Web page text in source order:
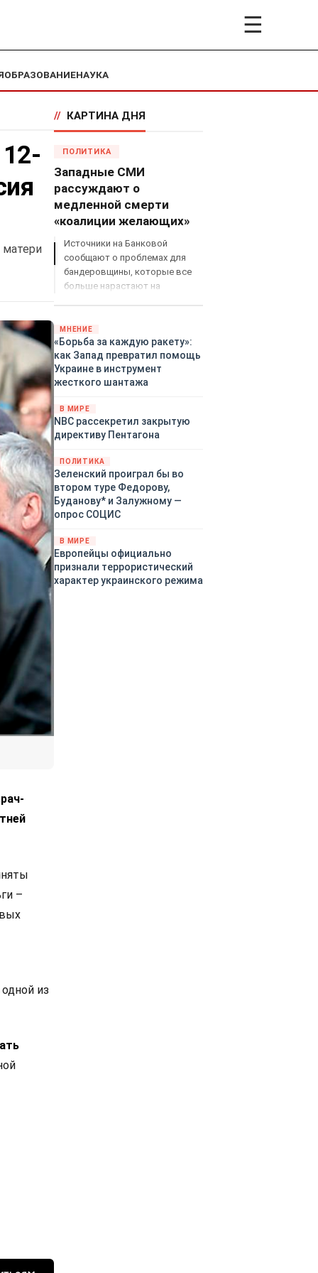
☰
ОБРАЗОВАНИЕНАУКА
матери
–
из
// КАРТИНА ДНЯ
ПОЛИТИКА
Западные СМИ
рассуждают о
медленной смерти
«коалиции желающих»
Источники на Банковой
сообщают о проблемах для
бандеровщины, которые все
больше нарастают на
«страны 404» в следующем
году. Однако киевские
временщики не торопятся
заключать мир - ведь есть
поддержка в ЕС.
Британии и Германии, выборы
во Франции могут полностью
изменить геополитический
ландшафт в мире, пока
Зеленский ожидает выборов
в США.
МНЕНИЕ
«Борьба за каждую ракету»:
как Запад превратил помощь
Украине в инструмент
жесткого шантажа
В МИРЕ
NBC рассекретил закрытую
директиву Пентагона
ПОЛИТИКА
Зеленский проиграл бы во
втором туре Федорову,
Буданову* и Залужному —
опрос СОЦИС
В МИРЕ
Европейцы официально
признали террористический
характер украинского режима